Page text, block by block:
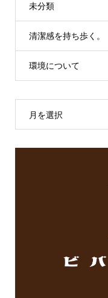
未分類
清潔感を持ち歩く。
環境について
月を選択